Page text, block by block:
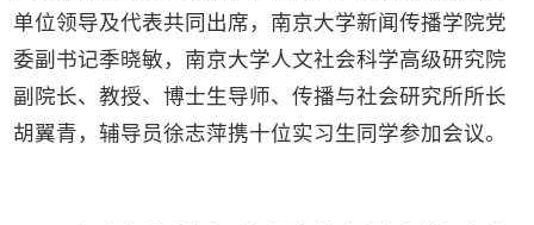
单位领导及代表共同出席，南京大学新闻传播学院党
委副书记季晓敏，南京大学人文社会科学高级研究院
副院长、教授、博士生导师、传播与社会研究所所长
胡翼青，辅导员徐志萍携十位实习生同学参加会议。